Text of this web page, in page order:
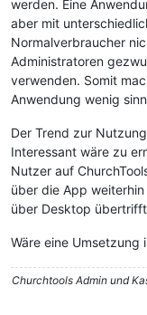
werden. Eine
aber mit
Normalverbraucher
Administratoren
verwenden. Somit
Anwendung wenig
Der Trend zur
Interessant wäre zu
Nutzer auf
über die App
über Desktop
Wäre eine Umsetzung
Churchtools Admin und